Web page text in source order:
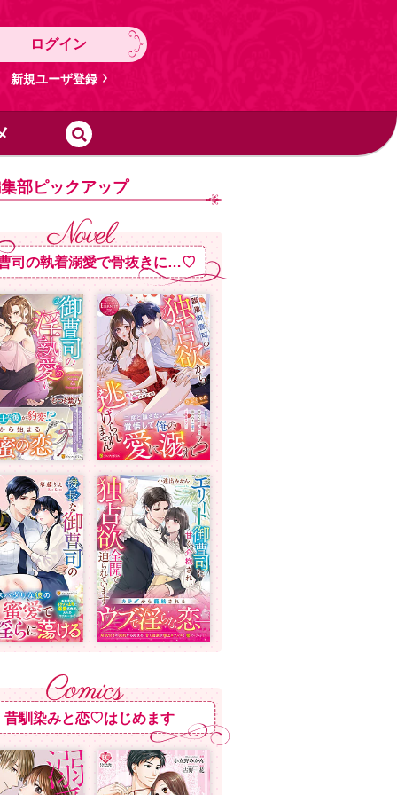
ログイン
新規ユーザ登録
部ピックアップ
司の執着溺愛で骨抜きに…♡
昔馴染みと恋♡はじめます